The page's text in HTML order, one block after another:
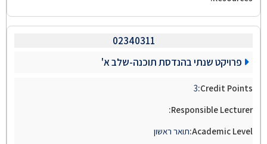
02340311
פרויקט שנתי בהנדסת תוכנה-שלב א'
3
תואר ראשון